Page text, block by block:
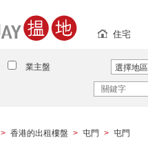
住宅
業主盤 選擇地區
> 香港的出租樓盤 > 屯門 > 屯門